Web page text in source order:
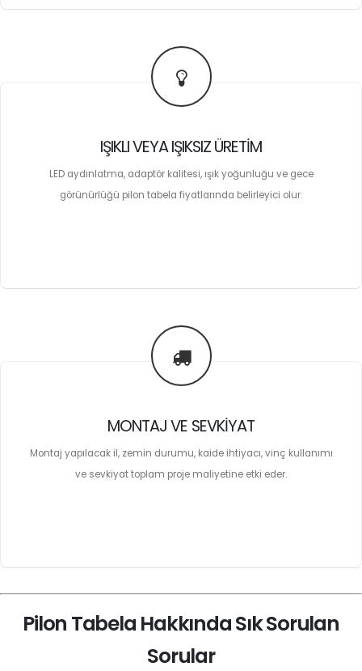
IŞIKLI VEYA IŞIKSIZ ÜRETIM
LED aydınlatma, adaptör kalitesi, ışık yoğunluğu ve gece
görünürlüğü pilon tabela fiyatlarında belirleyici olur.
MONTAJ VE SEVKIYAT
Montaj yapılacak il, zemin durumu, kaide ihtiyacı, vinç kullanımı
ve sevkiyat toplam proje maliyetine etki eder.
Pilon Tabela Hakkında Sık Sorulan
Sorular